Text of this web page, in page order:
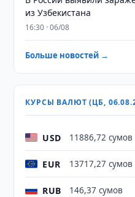
из Узбекистана
16:30 · 06/08
Больше новостей →
КУРСЫ ВАЛЮТ (ЦБ,
USD 11886,72 сумов
EUR 13717,27 сумов
RUB 146,37 сумов